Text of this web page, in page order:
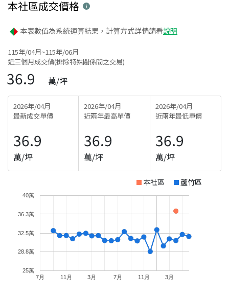
本社區成交價格
本表數值為系統運算結果，計算方式詳情請看說明
115年/04月~115年/06月
近三個月成交價(排除特殊關係間之交易)
36.9 萬/坪
2026年/04月
最新成交單價
36.9
萬/坪
2026年/04月
近兩年最高單價
36.9
萬/坪
2026年/04月
近兩年最低單價
36.9
萬/坪
本社區 蘆竹區
7月 11月 3月 7月 11月 3月
25萬
28.8萬
32.5萬
36.3萬
40萬